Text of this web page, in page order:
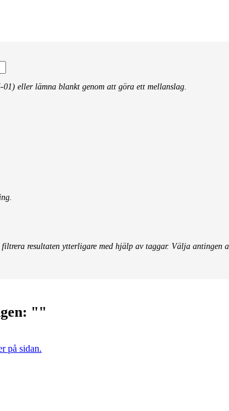
eller lämna blankt genom att göra ett mellanslag.
resultaten ytterligare med hjälp av taggar. Välja antingen
""
på sidan.